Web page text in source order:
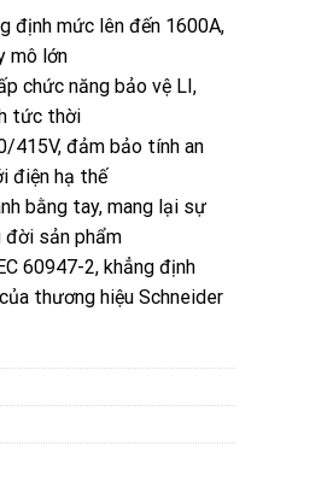
định mức lên đến 1600A,
mô lớn
chức năng bảo vệ LI,
tức thời
415V, đảm bảo tính an
điện hạ thế
bằng tay, mang lại sự
sản phẩm
60947-2, khẳng định
thương hiệu Schneider